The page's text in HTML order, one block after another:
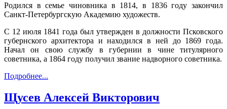
Родился в семье чиновника в 1814, в 1836 году закончил
Санкт-Петербургскую Академию художеств.
С 12 июля 1841 года был утвержден в должности Псковского
губернского архитектора и находился в ней до 1869 года.
Начал он свою службу в губернии в чине титулярного
советника, а 1864 году получил звание надворного советника.
Подробнее...
Щусев Алексей Викторович